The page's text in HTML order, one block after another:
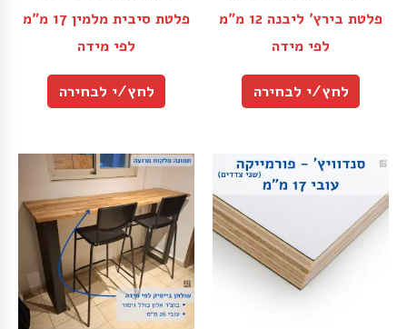
פלטת בירץ׳ ליבנה 12 מ״מ
לפי מידה
לחץ/י לבחירה
פלטת סיבית מלמין 17 מ״מ
לפי מידה
לחץ/י לבחירה